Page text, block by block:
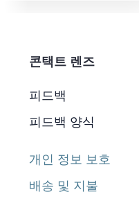
콘택트 렌즈
피드백
피드백 양식
개인 정보 보호
배송 및 지불